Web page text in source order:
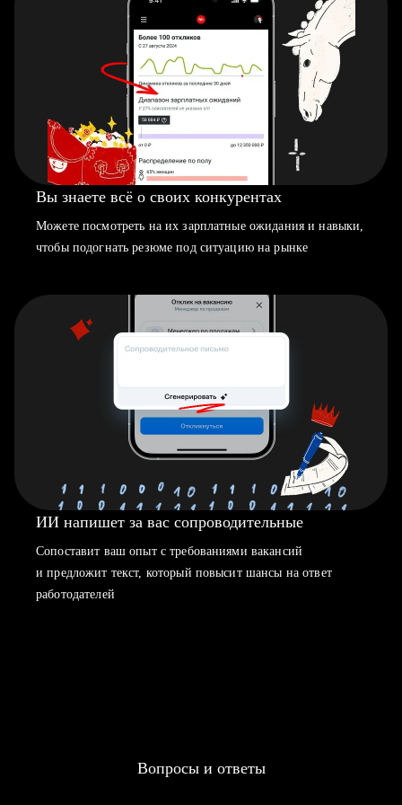
Вы знаете всё о своих конкурентах
Можете посмотреть на их зарплатные ожидания и навыки,
чтобы подогнать резюме под ситуацию на рынке
ИИ напишет за вас сопроводительные
Сопоставит ваш опыт с требованиями вакансий
и предложит текст, который повысит шансы на ответ
работодателей
Вопросы и ответы